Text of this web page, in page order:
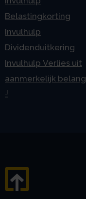
Belastingkorting
Invulhulp
Dividenduitkering
Invulhulp Verlies uit
aanmerkelijk belang
J